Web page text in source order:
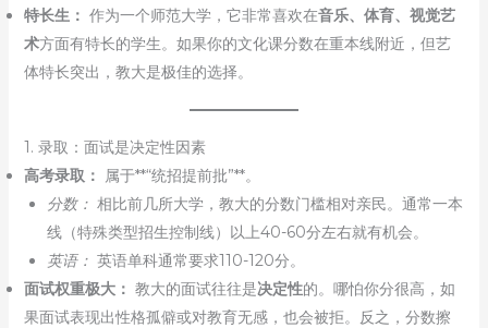
特长生： 作为一个师范大学，它非常喜欢在音乐、体育、视觉艺
术方面有特长的学生。如果你的文化课分数在重本线附近，但艺
体特长突出，教大是极佳的选择。
1. 录取：面试是决定性因素
高考录取：
属于**“统招提前批”**。
分数： 相比前几所大学，教大的分数门槛相对亲民。通常一本
线（特殊类型招生控制线）以上40-60分左右就有机会。
英语： 英语单科通常要求110-120分。
面试权重极大： 教大的面试往往是决定性的。哪怕你分很高，如
果面试表现出性格孤僻或对教育无感，也会被拒。反之，分数擦